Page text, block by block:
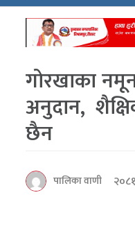
गोरखाका
अनुदान,
छैन
पालिका वाणी